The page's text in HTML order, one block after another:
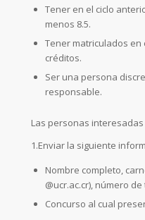
Tener en el ciclo
menos 8.5.
Tener matriculados en
créditos.
Ser una persona
responsable.
Las personas
1.Enviar la siguiente
Nombre completo,
@ucr.ac.cr), número
Concurso al cual